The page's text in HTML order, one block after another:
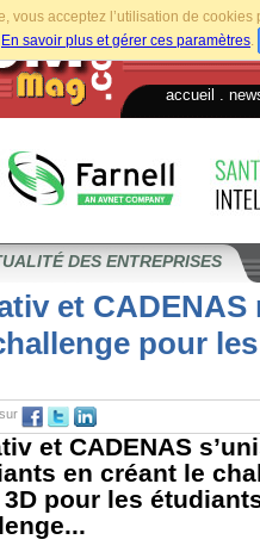
vous acceptez l’utilisation de
En savoir plus et gérer ces paramètres.
accueil
DES ENTREPRISES
et
pour
et CADENAS
en créant le
3D pour les